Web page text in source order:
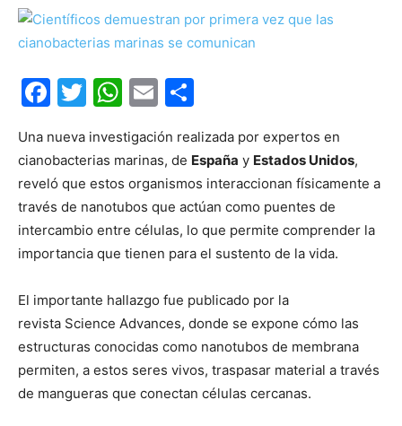
Facebook
Twitter
WhatsApp
Email
Una nueva investigación realizada por expertos en
cianobacterias marinas, de España y Estados Unidos,
reveló que estos organismos interaccionan físicamente a
través de nanotubos que actúan como puentes de
intercambio entre células, lo que permite comprender la
importancia que tienen para el sustento de la vida.
El importante hallazgo fue publicado por la
revista Science Advances, donde se expone cómo las
estructuras conocidas como nanotubos de membrana
permiten, a estos seres vivos, traspasar material a través
de mangueras que conectan células cercanas.